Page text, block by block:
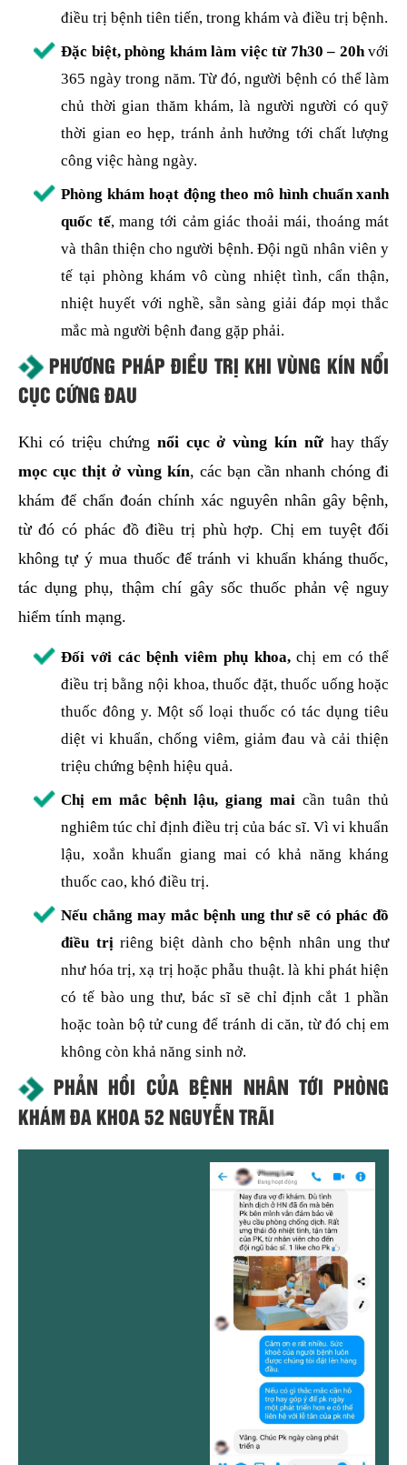
điều trị bệnh tiên tiến, trong khám và điều trị bệnh.
Đặc biệt, phòng khám làm việc từ 7h30 – 20hvới
365 ngày trong năm. Từ đó, người bệnh có thể làm
chủ thời gian thăm khám, là người người có quỹ
thời gian eo hẹp, tránh ảnh hưởng tới chất lượng
công việc hàng ngày.
Phòng khám hoạt động theo mô hình chuẩn xanh
quốc tế, mang tới cảm giác thoải mái, thoáng mát
và thân thiện cho người bệnh. Đội ngũ nhân viên y
tế tại phòng khám vô cùng nhiệt tình, cẩn thận,
nhiệt huyết với nghề, sẵn sàng giải đáp mọi thắc
mắc mà người bệnh đang gặp phải.
PHƯƠNG PHÁP ĐIỀU TRỊ KHI VÙNG KÍN NỔI
CỤC CỨNG ĐAU
Khi có triệu chứng nổi cục ở vùng kín nữhay thấy
mọc cục thịt ở vùng kín, các bạn cần nhanh chóng đi
khám để chẩn đoán chính xác nguyên nhân gây bệnh,
từ đó có phác đồ điều trị phù hợp. Chị em tuyệt đối
không tự ý mua thuốc để tránh vi khuẩn kháng thuốc,
tác dụng phụ, thậm chí gây sốc thuốc phản vệ nguy
hiểm tính mạng.
Đối với các bệnh viêm phụ khoa,chị em có thể
điều trị bằng nội khoa, thuốc đặt, thuốc uống hoặc
thuốc đông y. Một số loại thuốc có tác dụng tiêu
diệt vi khuẩn, chống viêm, giảm đau và cải thiện
triệu chứng bệnh hiệu quả.
Chị em mắc bệnh lậu, giang maicần tuân thủ
nghiêm túc chỉ định điều trị của bác sĩ. Vì vi khuẩn
lậu, xoắn khuẩn giang mai có khả năng kháng
thuốc cao, khó điều trị.
Nếu chẳng may mắc bệnh ung thư sẽ có phác đồ
điều trị riêng biệt dành cho bệnh nhân ung thư
như hóa trị, xạ trị hoặc phẫu thuật. là khi phát hiện
có tế bào ung thư, bác sĩ sẽ chỉ định cắt 1 phần
hoặc toàn bộ tử cung để tránh di căn, từ đó chị em
không còn khả năng sinh nở.
PHẢN HỒI CỦA BỆNH NHÂN TỚI PHÒNG
KHÁM ĐA KHOA 52 NGUYỄN TRÃI